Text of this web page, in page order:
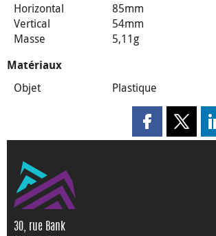
Horizontal
85mm
Vertical
54mm
Masse
5,11g
Matériaux
Objet Plastique
Partager
30, rue Bank